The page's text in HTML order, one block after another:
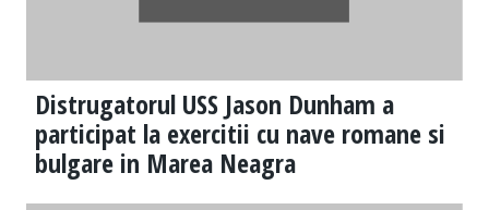
Distrugatorul USS Jason Dunham a
participat la exercitii cu nave romane si
bulgare in Marea Neagra